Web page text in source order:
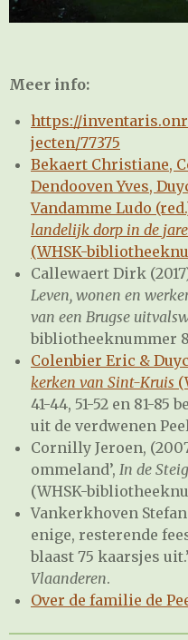
Meer info:
https://
jecten/77375
Bekaert Christiane,
Dendooven Yves,
Vandamme Ludo
landelijk dorp in de
(WHSK-
Callewaert Dirk
Leven, wonen en
van een Brugse
bibliotheeknummer
Colenbier Eric &
kerken van Sint-Kruis
41-44, 51-52 en 81-
uit de verdwenen
Cornilly Jeroen,
ommeland’, In de
(WHSK-
Vankerkhoven Stefan
enige, resterende
blaast 75 kaarsjes
Vlaanderen.
Over de familie de